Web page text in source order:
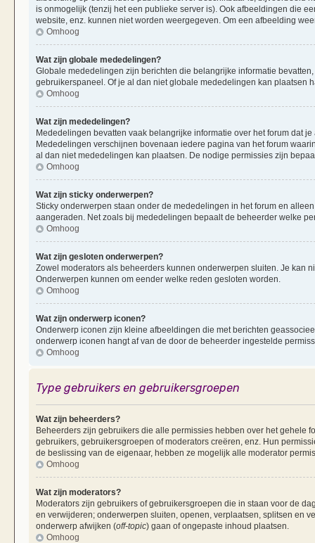
is onmogelijk (tenzij het een publieke server is). Ook afbeeldingen die
website, enz. kunnen niet worden weergegeven. Om een afbeelding
Omhoog
Wat zijn globale mededelingen?
Globale mededelingen zijn berichten die belangrijke informatie
gebruikerspaneel. Of je al dan niet globale mededelingen kan plaatsen
Omhoog
Wat zijn mededelingen?
Mededelingen bevatten vaak belangrijke informatie over het forum dat
Mededelingen verschijnen bovenaan iedere pagina van het forum
al dan niet mededelingen kan plaatsen. De nodige permissies zijn
Omhoog
Wat zijn sticky onderwerpen?
Sticky onderwerpen staan onder de mededelingen in het forum en
aangeraden. Net zoals bij mededelingen bepaalt de beheerder welke
Omhoog
Wat zijn gesloten onderwerpen?
Zowel moderators als beheerders kunnen onderwerpen sluiten. Je kan
Onderwerpen kunnen om eender welke reden gesloten worden.
Omhoog
Wat zijn onderwerp iconen?
Onderwerp iconen zijn kleine afbeeldingen die met berichten
onderwerp iconen hangt af van de door de beheerder ingestelde
Omhoog
Type gebruikers en gebruikersgroepen
Wat zijn beheerders?
Beheerders zijn gebruikers die alle permissies hebben over het gehele
gebruikers, gebruikersgroepen of moderators creëren, enz. Hun
de beslissing van de eigenaar, hebben ze mogelijk alle moderator
Omhoog
Wat zijn moderators?
Moderators zijn gebruikers of gebruikersgroepen die in staan voor de
en verwijderen; onderwerpen sluiten, openen, verplaatsen, splitsen en
onderwerp afwijken (off-topic) gaan of ongepaste inhoud plaatsen.
Omhoog